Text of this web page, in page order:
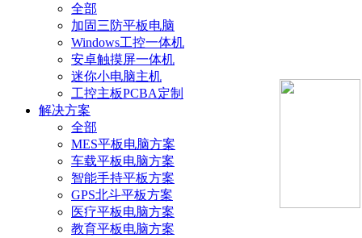
全部
加固三防平板电脑
Windows工控一体机
安卓触摸屏一体机
迷你小电脑主机
工控主板PCBA定制
解决方案
全部
MES平板电脑方案
车载平板电脑方案
智能手持平板方案
GPS北斗平板方案
医疗平板电脑方案
教育平板电脑方案